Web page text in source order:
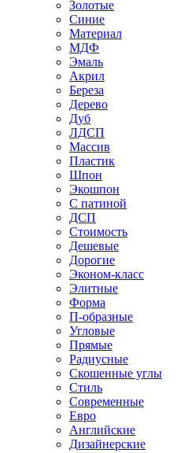
Золотые
Синие
Материал
МДФ
Эмаль
Акрил
Береза
Дерево
Дуб
ЛДСП
Массив
Пластик
Шпон
Экошпон
С патиной
ДСП
Стоимость
Дешевые
Дорогие
Эконом-класс
Элитные
Форма
П-образные
Угловые
Прямые
Радиусные
Скошенные углы
Стиль
Современные
Евро
Английские
Дизайнерские